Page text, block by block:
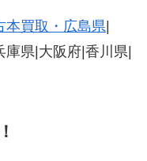
本買取・広島県
庫県|大阪府|香川県|